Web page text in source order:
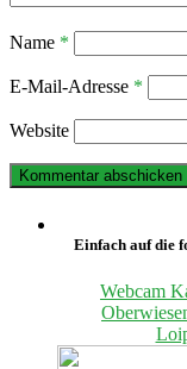
Name *
E-Mail-Adresse *
Website
Einfach auf die
Webcam